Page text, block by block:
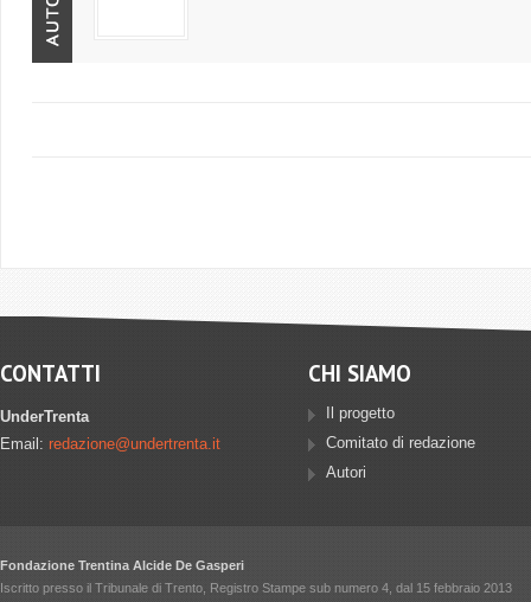
CONTATTI
UnderTrenta
Email: redazione@undertrenta.it
CHI SIAMO
Il progetto
Comitato di redazione
Autori
Fondazione Trentina Alcide De Gasperi
Iscritto presso il Tribunale di Trento, Registro Stampe sub numero 4, dal 15 febbraio 2013